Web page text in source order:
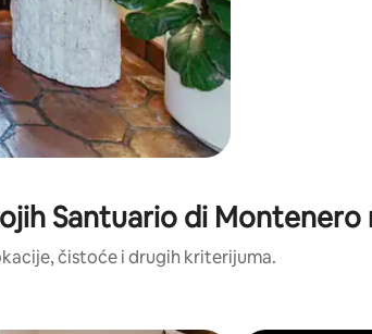
Santuario di Montenero
čistoće i drugih kriterijuma.